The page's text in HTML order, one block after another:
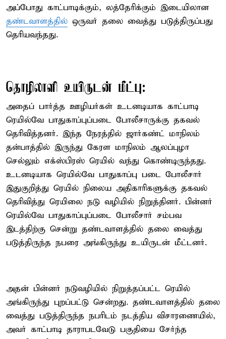
அப்போது காட்பாடிக்கும், லத்தேரிக்கும் இடையிலான
தண்டவாளத்தில் ஒருவர் தலை வைத்து படுத்திருப்பது
தெரியவந்தது.
தொழிலாளி உயிருடன் மீட்பு:
அதைப் பார்த்த ஊழியர்கள் உடனடியாக காட்பாடி
ரெயில்வே பாதுகாப்புப்படை போலீசாருக்கு தகவல்
தெரிவித்தனர். இந்த நேரத்தில் ஜார்கண்ட் மாநிலம்
தன்பாத்தில் இருந்து கேரள மாநிலம் ஆலப்புழா
செல்லும் எக்ஸ்பிரஸ் ரெயில் வந்து கொண்டிருந்தது.
உடனடியாக ரெயில்வே பாதுகாப்பு படை போலீசார்
இதுகுறித்து ரெயில் நிலைய அதிகாரிகளுக்கு தகவல்
தெரிவித்து ரெயிலை நடு வழியில் நிறுத்தினர். பின்னர்
ரெயில்வே பாதுகாப்புப்படை போலீசார் சம்பவ
இடத்திற்கு சென்று தண்டவாளத்தில் தலை வைத்து
படுத்திருந்த நபரை அங்கிருந்து உயிருடன் மீட்டனர்.
அதன் பின்னர் நடுவழியில் நிறுத்தப்பட்ட ரெயில்
அங்கிருந்து புறப்பட்டு சென்றது. தண்டவாளத்தில் தலை
வைத்து படுத்திருந்த நபரிடம் நடத்திய விசாரணையில்,
அவர் காட்பாடி தாராபடவேடு பகுதியை சேர்ந்த